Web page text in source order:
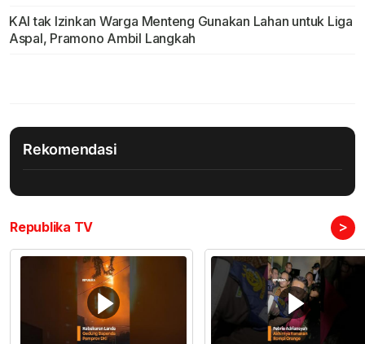
KAI tak Izinkan Warga Menteng Gunakan Lahan untuk Liga
Aspal, Pramono Ambil Langkah
Rekomendasi
Republika TV >